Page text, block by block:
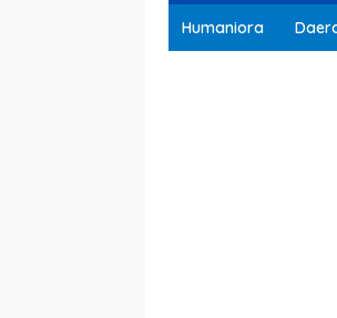
Humaniora